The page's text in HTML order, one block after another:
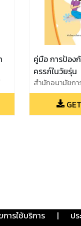
คู่มือ การป้อง
ครรภ์ในวัยรุ่น
สำนักอนามัยก
กรมอนามัย กร
สาธารณสุข
การใช้บริการ | ป